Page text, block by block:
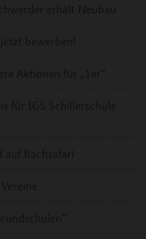
erhält Neubau
bewerben!
Aktionen für „1er“
für IGS Schillerschule
Bachsafari